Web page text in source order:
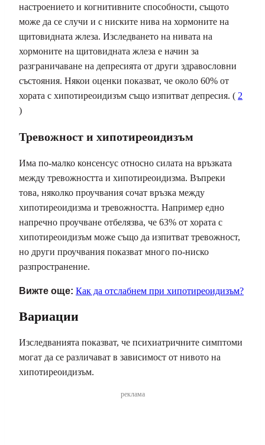
настроението и когнитивните способности, същото
може да се случи и с ниските нива на хормоните на
щитовидната жлеза. Изследването на нивата на
хормоните на щитовидната жлеза е начин за
разграничаване на депресията от други здравословни
състояния. Някои оценки показват, че около 60% от
хората с хипотиреоидизъм също изпитват депресия. ( 2
)
Тревожност и хипотиреоидизъм
Има по-малко консенсус относно силата на връзката
между тревожността и хипотиреоидизма. Въпреки
това, няколко проучвания сочат връзка между
хипотиреоидизма и тревожността. Например едно
напречно проучване отбелязва, че 63% от хората с
хипотиреоидизъм може също да изпитват тревожност,
но други проучвания показват много по-ниско
разпространение.
Вижте още: Как да отслабнем при хипотиреоидизъм?
Вариации
Изследванията показват, че психиатричните симптоми
могат да се различават в зависимост от нивото на
хипотиреоидизъм.
реклама